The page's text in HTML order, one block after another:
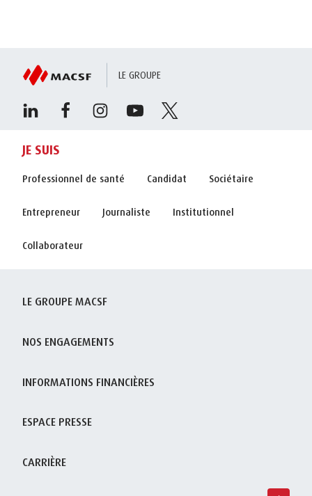
LE GROUPE
JE SUIS
Professionnel de santé Candidat Sociétaire
Entrepreneur Journaliste Institutionnel
Collaborateur
LE GROUPE MACSF
NOS ENGAGEMENTS
INFORMATIONS FINANCIÈRES
ESPACE PRESSE
CARRIÈRE